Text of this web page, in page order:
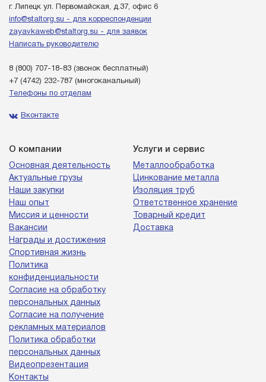
г. Липецк ул. Первомайская, д.37, офис 6
info@staltorg.su - для корреспонденции
zayavkaweb@staltorg.su - для заявок
Написать руководителю
8 (800) 707-18-83 (звонок бесплатный)
+7 (4742) 232-787 (многоканальный)
Телефоны по отделам
Вконтакте
О компании
Основная деятельность
Актуальные грузы
Наши закупки
Наш опыт
Миссия и ценности
Вакансии
Награды и достижения
Спортивная жизнь
Политика
конфиденциальности
Согласие на обработку
персональных данных
Согласие на получение
рекламных материалов
Политика обработки
персональных данных
Видеопрезентация
Контакты
Услуги и сервис
Металлообработка
Цинкование металла
Изоляция труб
Ответственное хранение
Товарный кредит
Доставка